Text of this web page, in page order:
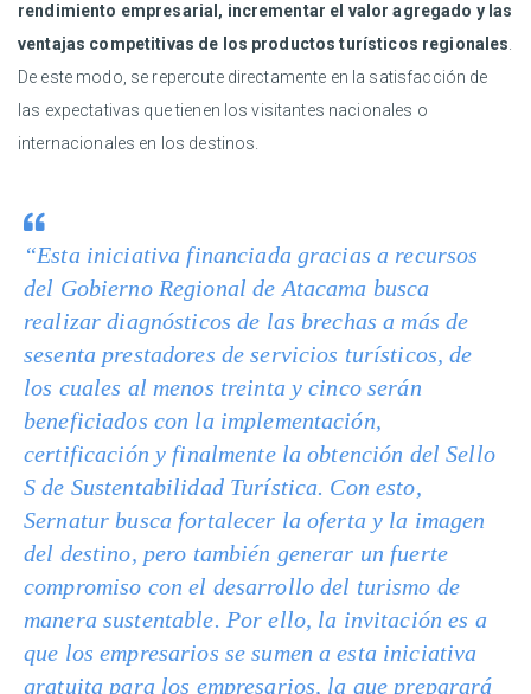
rendimiento empresarial, incrementar el valor agregado y las
ventajas competitivas de los productos turísticos regionales
De este modo, se repercute directamente en la satisfacción de
las expectativas que tienen los visitantes nacionales o
internacionales en los destinos.
“Esta iniciativa financiada gracias a recursos
del Gobierno Regional de Atacama busca
realizar diagnósticos de las brechas a más de
sesenta prestadores de servicios turísticos, de
los cuales al menos treinta y cinco serán
beneficiados con la implementación,
certificación y finalmente la obtención del Sello
S de Sustentabilidad Turística. Con esto,
Sernatur busca fortalecer la oferta y la imagen
del destino, pero también generar un fuerte
compromiso con el desarrollo del turismo de
manera sustentable. Por ello, la invitación es a
que los empresarios se sumen a esta iniciativa
gratuita para los empresarios, la que preparará